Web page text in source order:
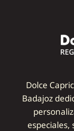
Dolce
Badajoz
especiales,